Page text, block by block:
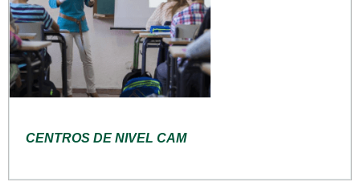
CENTROS DE NIVEL CAM